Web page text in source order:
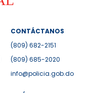
CONTÁCTANOS
(809) 682-2151
(809) 685-2020
info@policia.gob.do